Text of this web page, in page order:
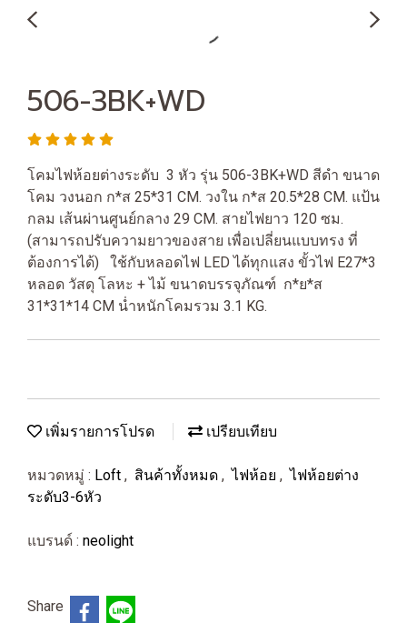
506-3BK+WD
โคมไฟห้อยต่างระดับ 3 หัว รุ่น 506-3BK+WD สีดำ ขนาด
โคม วงนอก ก*ส 25*31 CM. วงใน ก*ส 20.5*28 CM. แป้น
กลม เส้นผ่านศูนย์กลาง 29 CM. สายไฟยาว 120 ซม.
(สามารถปรับความยาวของสาย เพื่อเปลี่ยนแบบทรง ที่
ต้องการได้) ใช้กับหลอดไฟ LED ได้ทุกแสง ขั้วไฟ E27*3
หลอด วัสดุ โลหะ + ไม้ ขนาดบรรจุภัณฑ์ ก*ย*ส
31*31*14 CM น่ำหนักโคมรวม 3.1 KG.
เพิ่มรายการโปรด เปรียบเทียบ
หมวดหมู่ : Loft , สินค้าทั้งหมด , ไฟห้อย , ไฟห้อยต่าง
ระดับ3-6หัว
แบรนด์ : neolight
Share